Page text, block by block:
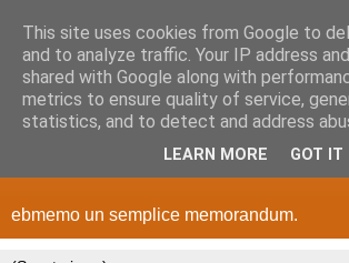
ebmemo un semplice memorandum.
This site uses cookies from Google to
and to analyze traffic. Your IP address
shared with Google along with
metrics to ensure quality of service,
statistics, and to detect and address
LEARN MORE GOT IT